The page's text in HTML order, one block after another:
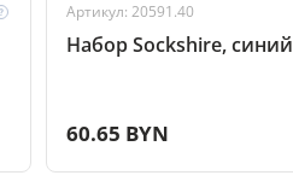
Артикул: 20591.40
Набор Sockshire, синий
60.65 BYN